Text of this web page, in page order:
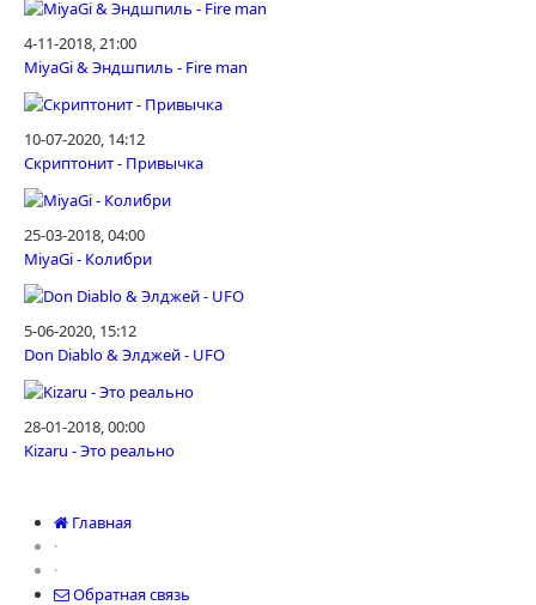
4-11-2018, 21:00
MiyaGi & Эндшпиль - Fire man
10-07-2020, 14:12
Скриптонит - Привычка
25-03-2018, 04:00
MiyaGi - Колибри
5-06-2020, 15:12
Don Diablo & Элджей - UFO
28-01-2018, 00:00
Kizaru - Это реально
Главная
·
·
Обратная связь